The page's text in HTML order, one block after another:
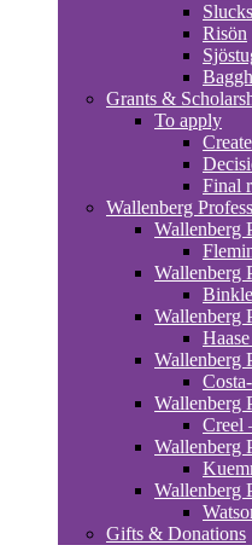
Risön
Grants &
To apply
Final
Wallenberg
Wallenberg
Wallenberg
Wallenberg
Wallenberg
Wallenberg
Creel
Wallenberg
Wallenberg
Gifts & Donations